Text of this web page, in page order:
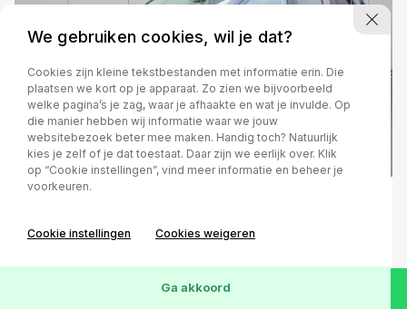
2.1 CRD Limited
We gebruiken cookies, wil je dat?
Cookies zijn kleine tekstbestanden met informatie erin. Die
plaatsen we kort op je apparaat. Zo zien we bijvoorbeeld
welke pagina’s je zag, waar je afhaakte en wat je invulde. Op
die manier hebben wij informatie waar we jouw
websitebezoek beter mee maken. Handig toch? Natuurlijk
kies je zelf of je dat toestaat. Daar zijn we eerlijk over. Klik
op “Cookie instellingen”, vind meer informatie en beheer je
voorkeuren.
Cookie instellingen Cookies weigeren
Ga akkoord